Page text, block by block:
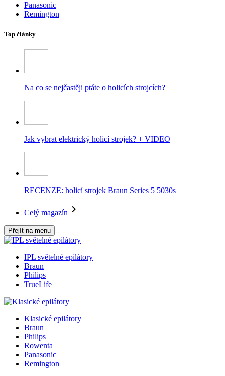
Panasonic
Remington
Top články
Na co se nejčastěji ptáte o holicích strojcích?
Jak vybrat elektrický holicí strojek? + VIDEO
RECENZE: holicí strojek Braun Series 5 5030s
Celý magazín
Přejít na menu
IPL světelné epilátory
Braun
Philips
TrueLife
Klasické epilátory
Braun
Philips
Rowenta
Panasonic
Remington